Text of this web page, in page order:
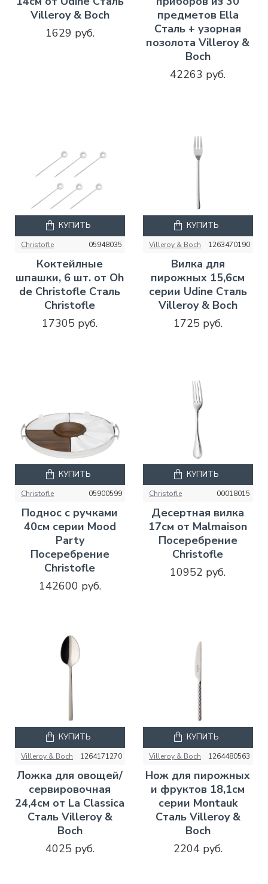
Villeroy & Boch
1629 руб.
предметов Ella
Сталь + узорная
позолота Villeroy &
Boch
42263 руб.
Christofle 05948035
Коктейлные
шпашки, 6 шт. от Oh
de Christofle Сталь
Christofle
17305 руб.
КУПИТЬ
Villeroy & Boch 1263470190
Вилка для
пирожных 15,6см
серии Udine Сталь
Villeroy & Boch
1725 руб.
КУПИТЬ
Christofle 05900599
Поднос с ручками
40см серии Mood
Party
Посеребрение
Christofle
142600 руб.
КУПИТЬ
Christofle 00018015
Десертная вилка
17см от Malmaison
Посеребрение
Christofle
10952 руб.
КУПИТЬ
Villeroy & Boch 1264171270
Ложка для овощей/
сервировочная
24,4см от La Classica
Сталь Villeroy &
Boch
4025 руб.
КУПИТЬ
Villeroy & Boch 1264480563
Нож для пирожных
и фруктов 18,1см
серии Montauk
Сталь Villeroy &
Boch
2204 руб.
КУПИТЬ